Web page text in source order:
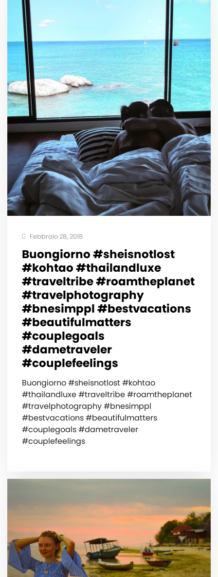
Febbraio 28, 2018
Buongiorno #sheisnotlost
#kohtao #thailandluxe
#traveltribe #roamtheplanet
#travelphotography
#bnesimppl #bestvacations
#beautifulmatters
#couplegoals
#dametraveler
#couplefeelings
Buongiorno #sheisnotlost #kohtao
#thailandluxe #traveltribe #roamtheplanet
#travelphotography #bnesimppl
#bestvacations #beautifulmatters
#couplegoals #dametraveler
#couplefeelings